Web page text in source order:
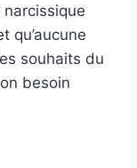
narcissique
qu’aucune
souhaits du
besoin